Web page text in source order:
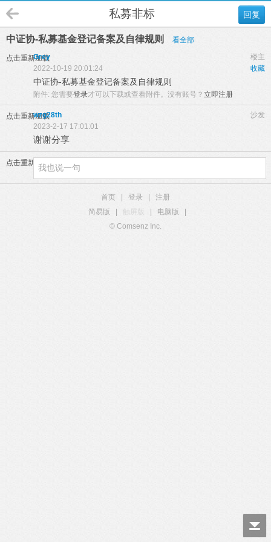
回复
私募非标
中证协-私募基金登记备案及自律规则 看全部
点击重新加载 楼主
Grey
收藏
2022-10-19 20:01:24
中证协-私募基金登记备案及自律规则
附件: 您需要登录才可以下载或查看附件。没有账号？ 立即注册
点击重新加载 沙发
wzg28th
2023-2-17 17:01:01
谢谢分享
点击重新加载
首页 登录
注册
简易版
触屏版 电脑版
© Comsenz Inc.